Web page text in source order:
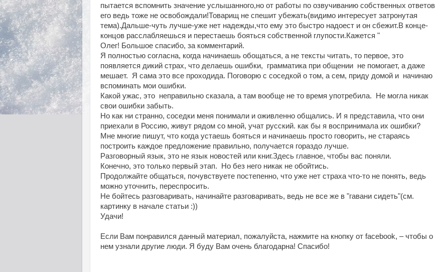
пытается вспомнить значение услышанного,но от работы по озвучиванию собственных ответов
его ведь тоже не освобождали!Товарищ не спешит убежать(видимо интересует затронутая
тема).Дальше-чуть лучше-уже нет надежды,что ему это быстро надоест и он сбежит.В конце-
концов расслабляешься и перестаешь бояться собственной глупости.Кажется "
Олег! Большое спасибо, за комментарий.
Я полностью согласна, когда начинаешь обoщаться, а не тексты читать, то первое, это
появляется дикий страх, что делаешь ошибки, грамматика при общении не помогает, а даже
мешает. Я сама это все проходида. Поговорю с соседкой о том, а сем, приду домой и начинаю
вспоминать мои ошибки.
Какой ужас, это неправильно сказала, а там вообще не то время употребила. Не могла никак
свои ошибки забыть.
Но как ни странно, соседки меня понимали и оживленно общались. И я представила, что они
приехали в Россию, живут рядом со мной, учат русский. как бы я воспринимала их ошибки?
Мне многие пишут, что когда устаешь бояться и начинаешь просто говорить, не стараясь
построить каждое предложение правильно, получается гораздо лучше.
Разговорный язык, это не язык новостей или книг.Здесь главное, чтобы вас поняли.
Конечно, это только первый этап. Но без него никак не обойтись.
Продолжайте общаться, почувствуете постепенно, что уже нет страха что-то не понять, ведь
можно уточнить, переспросить.
Не бойтесь разговаривать, начинайте разговаривать, ведь не все же в "гавани сидеть"(см.
картинку в начале статьи :))
Удачи!
Если Вам понравился данный материал, пожалуйста, нажмите на кнопку от facebook, – чтобы о
нем узнали другие люди. Я буду Вам очень благодарна! Спасибо!